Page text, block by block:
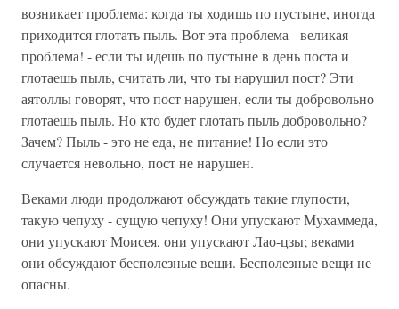
возникает проблема: когда ты ходишь по пустыне, иногда
приходится глотать пыль. Вот эта проблема - великая
проблема! - если ты идешь по пустыне в день поста и
глотаешь пыль, считать ли, что ты нарушил пост? Эти
аятоллы говорят, что пост нарушен, если ты добровольно
глотаешь пыль. Но кто будет глотать пыль добровольно?
Зачем? Пыль - это не еда, не питание! Но если это
случается невольно, пост не нарушен.
Веками люди продолжают обсуждать такие глупости,
такую чепуху - сущую чепуху! Они упускают Мухаммеда,
они упускают Моисея, они упускают Лао-цзы; веками
они обсуждают бесполезные вещи. Бесполезные вещи не
опасны.